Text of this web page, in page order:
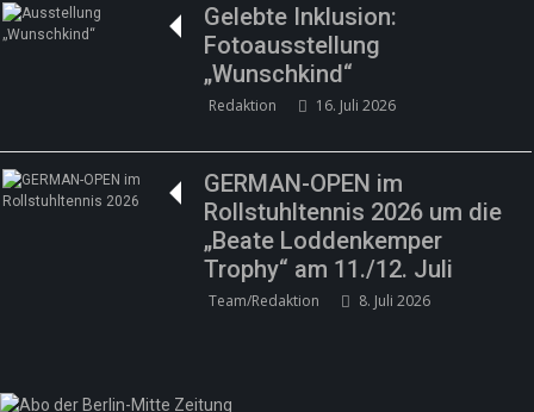
Gelebte Inklusion:
Fotoausstellung
„Wunschkind“
Redaktion 16. Juli 2026
GERMAN-OPEN im
Rollstuhltennis 2026 um die
„Beate Loddenkemper
Trophy“ am 11./12. Juli
Team/Redaktion 8. Juli 2026